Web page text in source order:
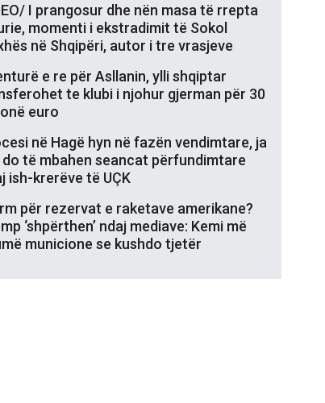
I prangosur dhe nën masa të rrepta
momenti i ekstradimit të Sokol
në Shqipëri, autor i tre vrasjeve
e re për Asllanin, ylli shqiptar
te klubi i njohur gjerman për 30
euro
në Hagë hyn në fazën vendimtare, ja
do të mbahen seancat përfundimtare
ish-krerëve të UÇK
për rezervat e raketave amerikane?
‘shpërthen’ ndaj mediave: Kemi më
municione se kushdo tjetër